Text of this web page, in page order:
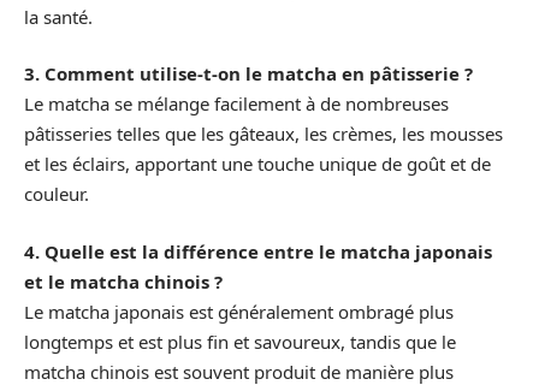
la santé.
3. Comment utilise-t-on le matcha en pâtisserie ?
Le matcha se mélange facilement à de nombreuses
pâtisseries telles que les gâteaux, les crèmes, les mousses
et les éclairs, apportant une touche unique de goût et de
couleur.
4. Quelle est la différence entre le matcha japonais
et le matcha chinois ?
Le matcha japonais est généralement ombragé plus
longtemps et est plus fin et savoureux, tandis que le
matcha chinois est souvent produit de manière plus